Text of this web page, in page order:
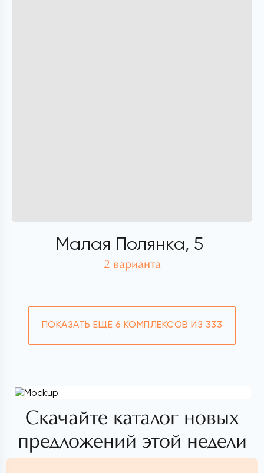
Малая Полянка, 5
2 варианта
ПОКАЗАТЬ ЕЩЁ 6 КОМПЛЕКСОВ ИЗ 333
Скачайте каталог новых
предложений этой недели